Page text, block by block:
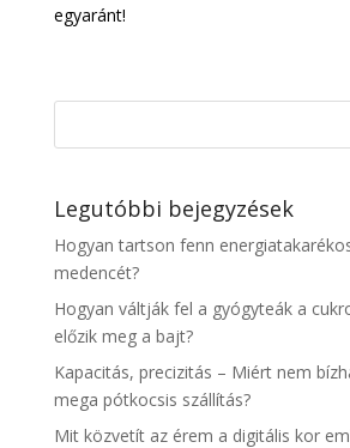
egyaránt!
Legutóbbi bejegyzések
Hogyan tartson fenn
medencét?
Hogyan váltják fel a gyógyteák a
előzik meg a bajt?
Kapacitás, precizitás – Miért nem
mega pótkocsis szállítás?
Mit közvetít az érem a digitális kor